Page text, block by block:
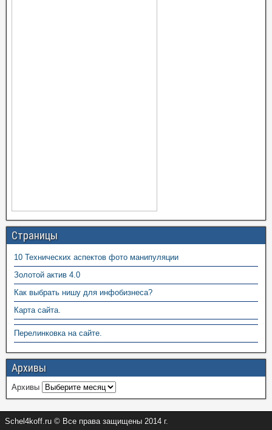
Страницы
10 Технических аспектов фото манипуляции
Золотой актив 4.0
Как выбрать нишу для инфобизнеса?
Карта сайта.
Перелинковка на сайте.
Архивы
Архивы
Schel4koff.ru © Все права защищены 2014 г.